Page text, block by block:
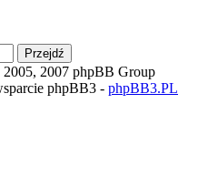
2007 phpBB Group
phpBB3 - phpBB3.PL